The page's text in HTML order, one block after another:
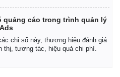
quảng cáo trong trình quản lý
chỉ số này, thương hiệu đánh giá
thị, tương tác, hiệu quả chi phí.